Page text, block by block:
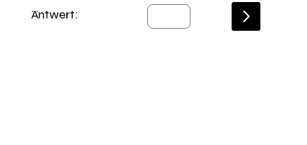
Äntwert: